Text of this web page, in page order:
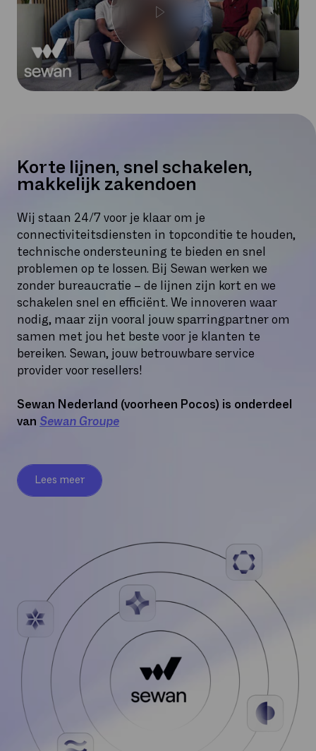
Korte lijnen, snel schakelen,
makkelijk zakendoen
Wij staan 24/7 voor je klaar om je
connectiviteitsdiensten in topconditie te houden,
technische ondersteuning te bieden en snel
problemen op te lossen. Bij Sewan werken we
zonder bureaucratie – de lijnen zijn kort en we
schakelen snel en efficiënt. We innoveren waar
nodig, maar zijn vooral jouw sparringpartner om
samen met jou het beste voor je klanten te
bereiken. Sewan, jouw betrouwbare service
provider voor resellers!
Sewan Nederland (voorheen Pocos) is onderdeel
van Sewan Groupe
Lees meer